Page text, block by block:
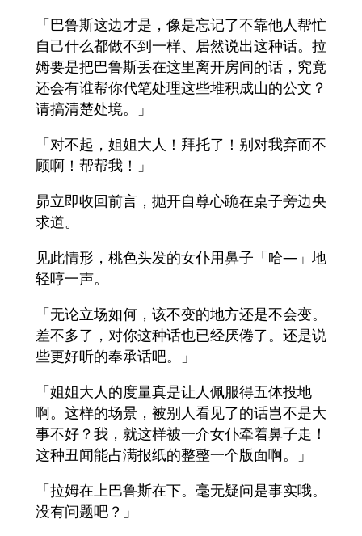
「巴鲁斯这边才是，像是忘记了不靠他人帮忙
自己什么都做不到一样、居然说出这种话。拉
姆要是把巴鲁斯丢在这里离开房间的话，究竟
还会有谁帮你代笔处理这些堆积成山的公文？
请搞清楚处境。」
「对不起，姐姐大人！拜托了！别对我弃而不
顾啊！帮帮我！」
昴立即收回前言，抛开自尊心跪在桌子旁边央
求道。
见此情形，桃色头发的女仆用鼻子「哈—」地
轻哼一声。
「无论立场如何，该不变的地方还是不会变。
差不多了，对你这种话也已经厌倦了。还是说
些更好听的奉承话吧。」
「姐姐大人的度量真是让人佩服得五体投地
啊。这样的场景，被别人看见了的话岂不是大
事不好？我，就这样被一介女仆牵着鼻子走！
这种丑闻能占满报纸的整整一个版面啊。」
「拉姆在上巴鲁斯在下。毫无疑问是事实哦。
没有问题吧？」